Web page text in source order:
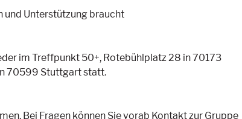
und Unterstützung braucht
im Treffpunkt 50+, Rotebühlplatz 28 in 70173
70599 Stuttgart statt.
Bei Fragen können Sie vorab Kontakt zur Gruppe